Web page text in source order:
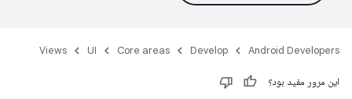
Android Developers
Develop
Core areas
UI
Views
این مرور مفید بود؟